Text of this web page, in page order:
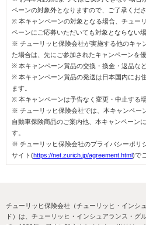
ペーンの対象外となりますので、ご了承くださ
※ 本キャンペーンの対象となる場合、チュー
ペーンにご応募いただいても対象とならない
※ チューリッヒ保険会社が実施する他のキャ
た場合は、先にご参加されたキャンペーンを優
※ 本キャンペーン賞品の交換・換金・返品な
※ 本キャンペーン賞品の発送は日本国内にお
ます。
※ 本キャンペーンは予告なく変更・中止する
※ チューリッヒ保険会社では、本キャンペー
自動車保険商品のご案内他、本キャンペーン
す。
※ チューリッヒ保険会社のプライバシーポリ
サイト(https://net.zurich.jp/agreement.html)で
チューリッヒ保険会社（チューリッヒ・インシ
ド）は、 チューリッヒ・インシュアランス・グ